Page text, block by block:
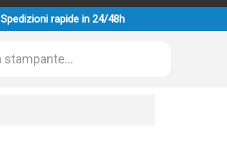
Spedizioni rapide in 24/48h